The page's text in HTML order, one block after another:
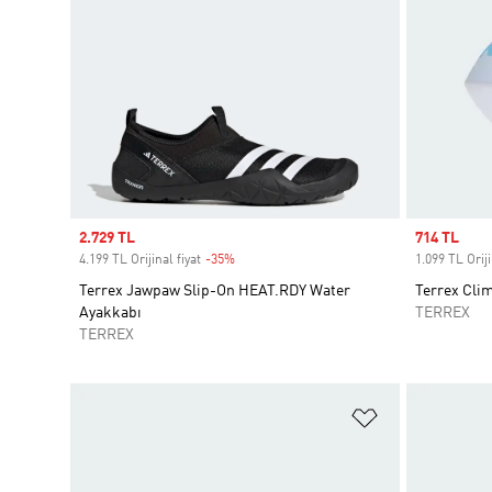
Sale price
2.729 TL
4.199 TL Orijinal fiyat -35%
Terrex Jawpaw Slip-On HEAT.RDY Water
Ayakkabı
TERREX
Sale price
714 TL
1.099 TL
Terrex
TERREX